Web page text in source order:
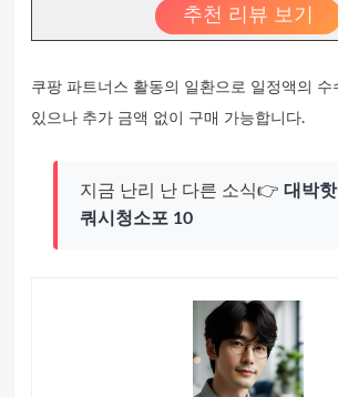
추천 리뷰 보기
쿠팡 파트너스 활동의 일환으로 일정액의 수
있으나 추가 금액 없이 구매 가능합니다.
지금 난리 난 다른 소식👉 대박핫
쿼시청소포 10